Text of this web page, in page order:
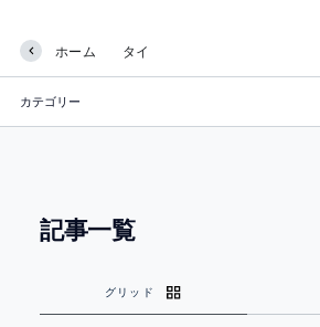
ホーム タイ
カテゴリー
記事一覧
グリッド